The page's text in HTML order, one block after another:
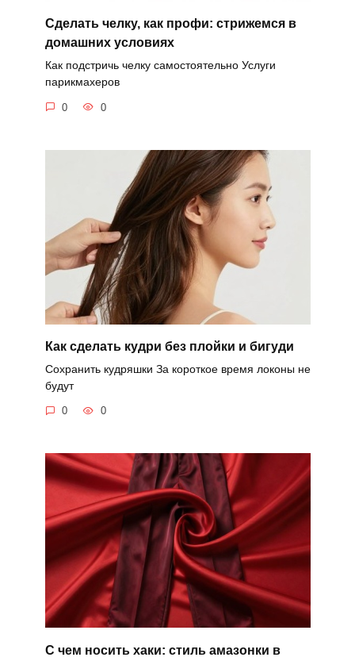
Сделать челку, как профи: стрижемся в
домашних условиях
Как подстричь челку самостоятельно Услуги
парикмахеров
0 0
Как сделать кудри без плойки и бигуди
Сохранить кудряшки За короткое время локоны не
будут
0 0
С чем носить хаки: стиль амазонки в